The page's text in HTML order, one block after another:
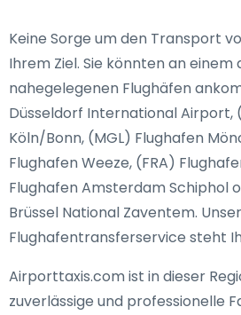
Keine Sorge um den Transport
Ihrem Ziel. Sie könnten an einem
nahegelegenen Flughäfen
Düsseldorf International Airport,
Köln/Bonn, (MGL) Flughafen
Flughafen Weeze, (FRA)
Flughafen Amsterdam Schiphol
Brüssel National Zaventem. Unser
Flughafentransferservice steht
Airporttaxis.com ist in dieser
zuverlässige und professionelle